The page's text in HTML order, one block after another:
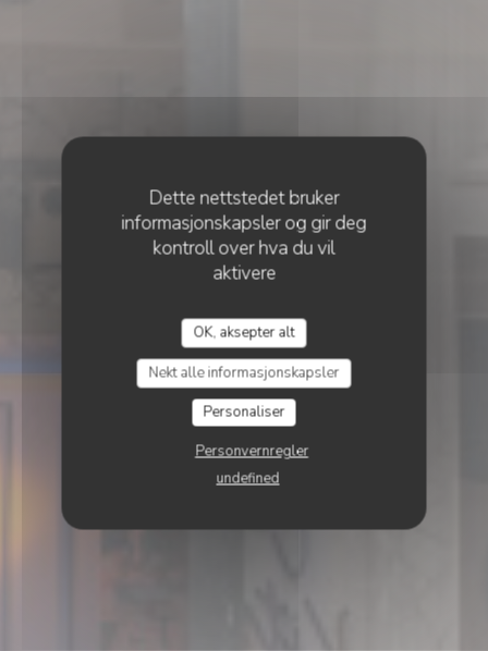
Dette nettstedet bruker
informasjonskapsler og gir deg
kontroll over hva du vil
aktivere
OK, aksepter alt
Nekt alle informasjonskapsler
Personaliser
Personvernregler
undefined
• PARIS
ANNA
ANNA